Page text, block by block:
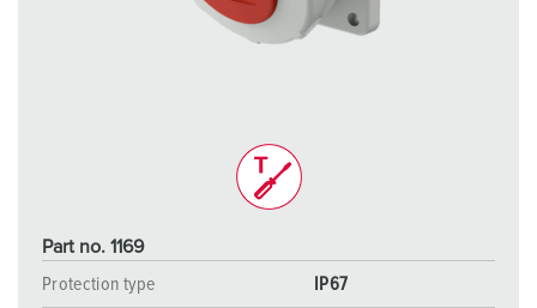
Part no. 1169
Protection type
IP67